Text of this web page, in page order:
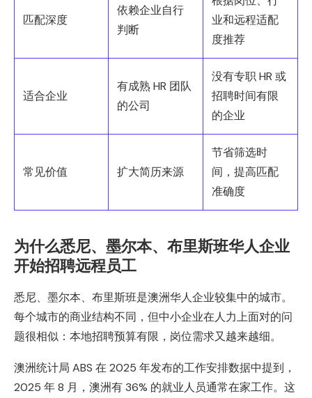
匹配深度
依赖企业自行
判断
业和远程适配
度推荐
适合企业
有成熟 HR 团队
的公司
没有专职 HR 或
招聘时间有限
的企业
常见价值 扩大简历来源
节省筛选时
间，提高匹配
准确度
为什么悉尼、墨尔本、布里斯班华人企业
开始招聘远程员工
悉尼、墨尔本、布里斯班是澳洲华人企业较集中的城市。
每个城市的商业结构不同，但中小企业在人力上面对的问
题很相似：本地招聘预算有限，岗位需求又越来越细。
澳洲统计局 ABS 在 2025 年发布的工作安排数据中提到，
2025 年 8 月，澳洲有 36% 的就业人员通常在家工作。这